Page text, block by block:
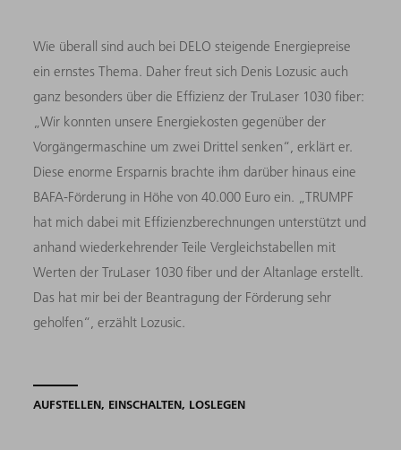
Wie überall sind auch bei DELO steigende Energiepreise
ein ernstes Thema. Daher freut sich Denis Lozusic auch
ganz besonders über die Effizienz der TruLaser 1030 fiber:
„Wir konnten unsere Energiekosten gegenüber der
Vorgängermaschine um zwei Drittel senken“, erklärt er.
Diese enorme Ersparnis brachte ihm darüber hinaus eine
BAFA-Förderung in Höhe von 40.000 Euro ein. „TRUMPF
hat mich dabei mit Effizienzberechnungen unterstützt und
anhand wiederkehrender Teile Vergleichstabellen mit
Werten der TruLaser 1030 fiber und der Altanlage erstellt.
Das hat mir bei der Beantragung der Förderung sehr
geholfen“, erzählt Lozusic.
AUFSTELLEN, EINSCHALTEN, LOSLEGEN